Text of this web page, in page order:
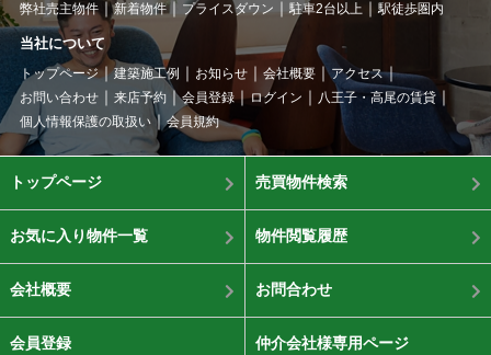
弊社売主物件 新着物件 プライスダウン 駐車2台以上 駅徒歩圏内
当社について
トップページ 建築施工例 お知らせ 会社概要
アクセス
お問い合わせ
来店予約 会員登録 ログイン
八王子・高尾の賃貸
個人情報保護の取扱い
会員規約
トップページ 売買物件検索
お気に入り物件一覧 物件閲覧履歴
会社概要 お問合わせ
会員登録 仲介会社様専用ページ